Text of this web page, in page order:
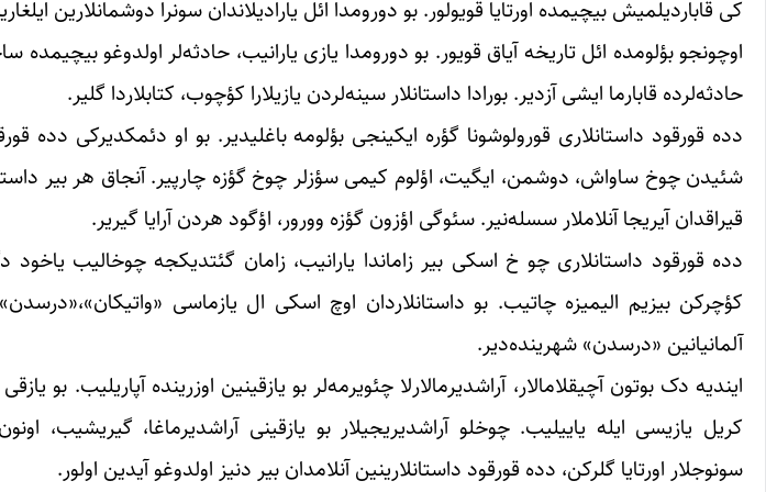
کی قاباردیلمیش بیچیمده اورتایا قویولور. بو دورومدا ائل یارادیلاندان سونرا دوشمانلارین
اوچونجو بؤلومده ائل تاریخه آیاق قویور. بو دورومدا یازی یارانیب، حادثه‌لر اولدوغو بیچیمده
حادثه‌لرده قابارما ایشی آزدیر. بورادا داستانلار سینه‌لردن یازیلارا کؤچوب، کتابلاردا گلیر.
دده قورقود داستانلاری قورولوشونا گؤره ایکینجی بؤلومه باغلیدیر. بو او دئمکدیرکی دده
شئیدن چوخ ساواش، دوشمن، ایگیت، اؤلوم کیمی سؤزلر چوخ گؤزه چارپیر. آنجاق هر بیر
قیراقدان آیریجا آنلاملار سسله‌نیر. سئوگی اؤزون گؤزه وورور، اؤگود هردن آرایا گیریر.
دده قورقود داستانلاری چو خ اسکی بیر زاماندا یارانیب، زامان گئتدیکجه چوخالیب یاخود
کؤچرکن بیزیم الیمیزه چاتیب. بو داستانلاردان اوچ اسکی ال یازماسی
آلمانیانین «درسدن» شهرینده‌دیر.
ایندیه دک بوتون آچیقلامالار، آراشدیرمالارلا چئویرمه‌لر بو یازقینین اوزرینده آپاریلیب. بو
کریل یازیسی ایله یاییلیب. چوخلو آراشدیریجیلار بو یازقینی آراشدیرماغا، گیریشیب،
سونوجلار اورتایا گلرکن، دده قورقود داستانلارینین آنلامدان بیر دنیز اولدوغو آیدین اولور.